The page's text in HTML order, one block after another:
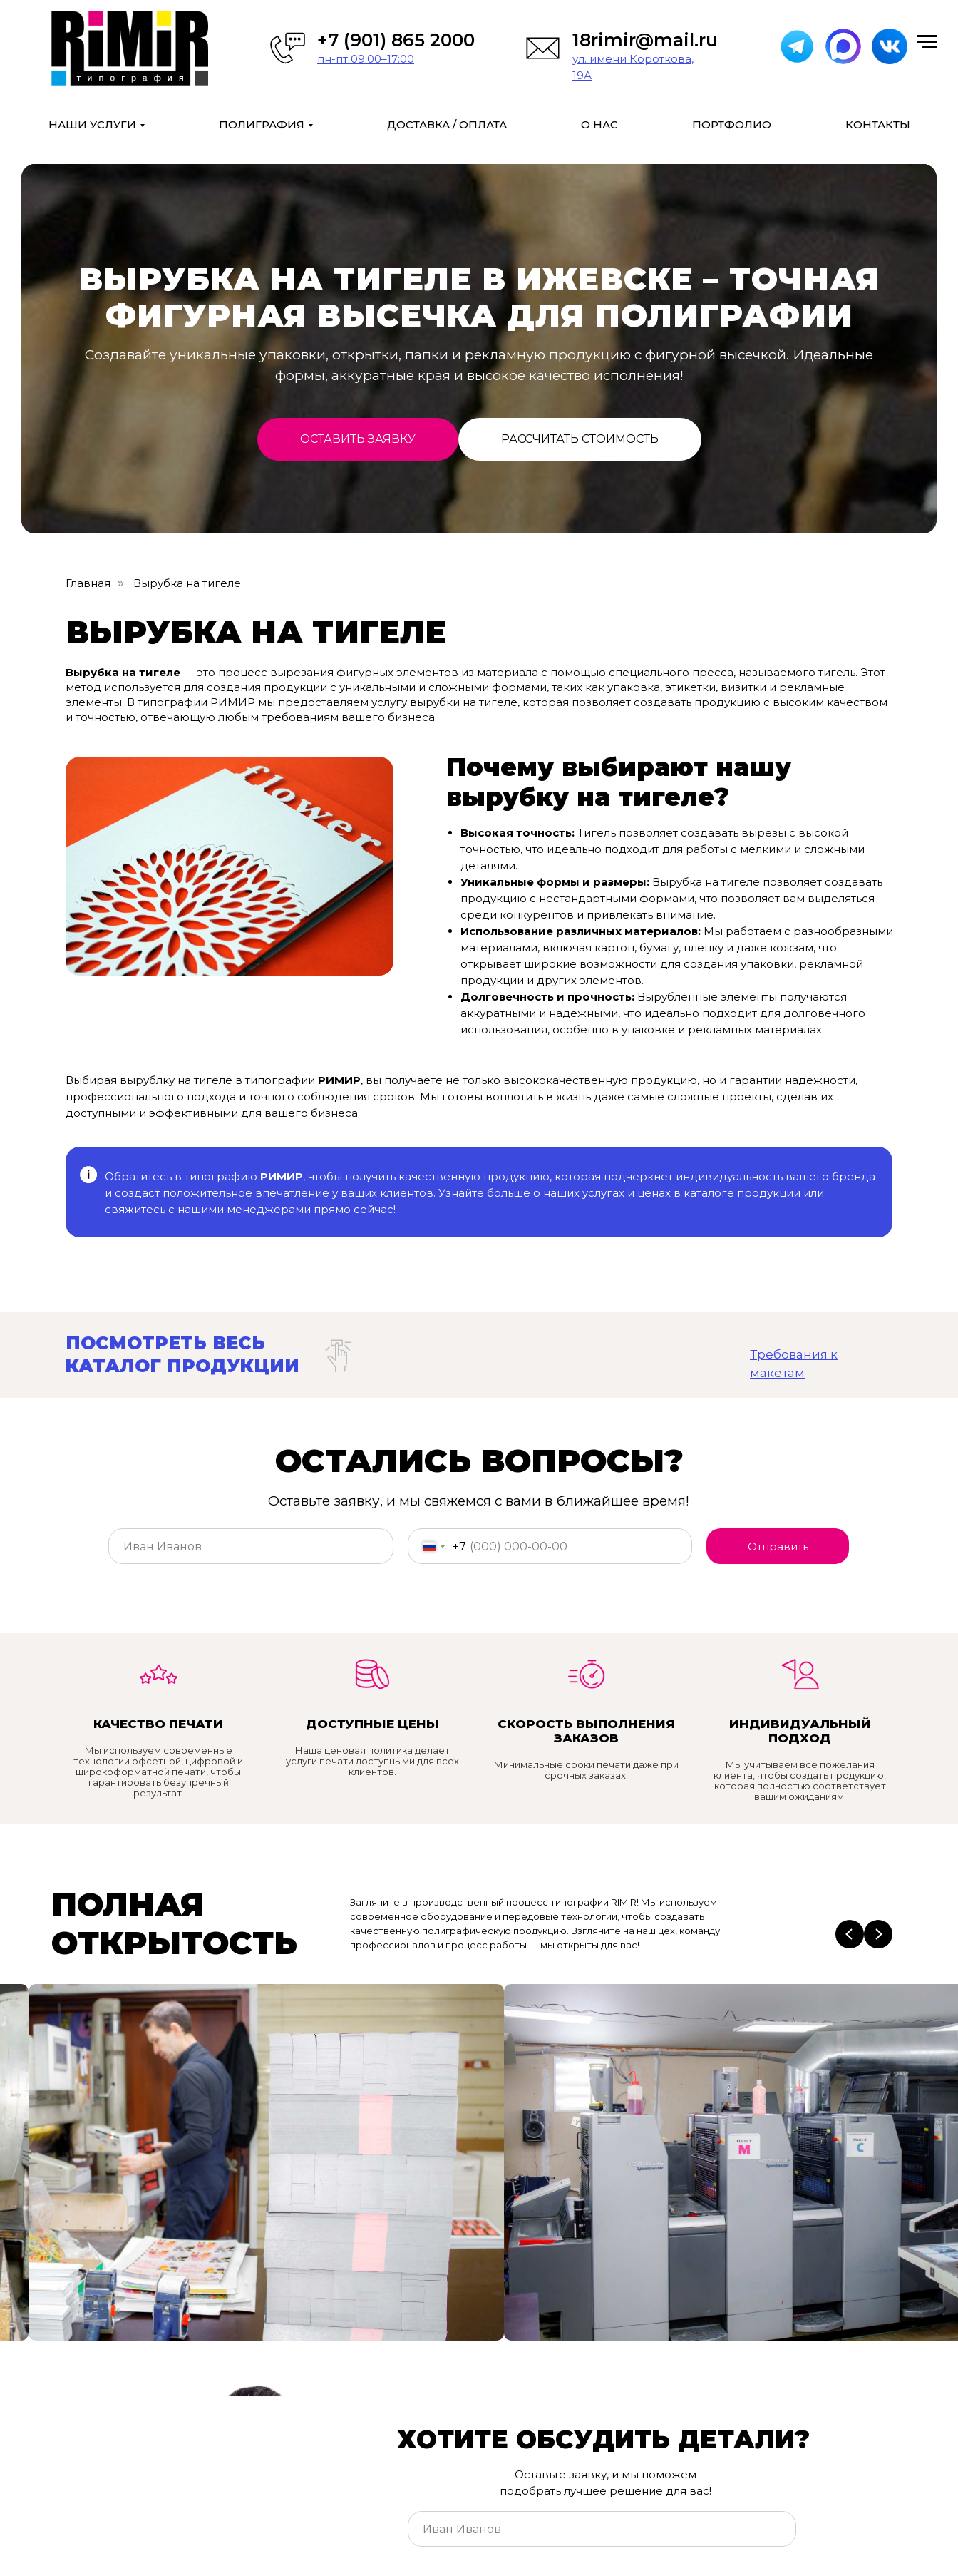
+7 (901) 865 2000
пн-пт 09:00–17:00
18rimir@mail.ru
ул. имени Короткова,
19А
НАШИ УСЛУГИ ПОЛИГРАФИЯ ДОСТАВКА / ОПЛАТА О НАС ПОРТФОЛИО КОНТАКТЫ
ВЫРУБКА НА ТИГЕЛЕ В ИЖЕВСКЕ – ТОЧНАЯ
ФИГУРНАЯ ВЫСЕЧКА ДЛЯ ПОЛИГРАФИИ
Создавайте уникальные упаковки, открытки, папки и рекламную продукцию с фигурной высечкой. Идеальные
формы, аккуратные края и высокое качество исполнения!
ОСТАВИТЬ ЗАЯВКУ РАССЧИТАТЬ СТОИМОСТЬ
Главная » Вырубка на тигеле
ВЫРУБКА НА ТИГЕЛЕ
Вырубка на тигеле — это процесс вырезания фигурных элементов из материала с помощью специального пресса, называемого тигель. Этот
метод используется для создания продукции с уникальными и сложными формами, таких как упаковка, этикетки, визитки и рекламные
элементы. В типографии РИМИР мы предоставляем услугу вырубки на тигеле, которая позволяет создавать продукцию с высоким качеством
и точностью, отвечающую любым требованиям вашего бизнеса.
Высокая точность: Тигель позволяет создавать вырезы с высокой
точностью, что идеально подходит для работы с мелкими и сложными
деталями.
Уникальные формы и размеры: Вырубка на тигеле позволяет создавать
продукцию с нестандартными формами, что позволяет вам выделяться
среди конкурентов и привлекать внимание.
Использование различных материалов: Мы работаем с разнообразными
материалами, включая картон, бумагу, пленку и даже кожзам, что
открывает широкие возможности для создания упаковки, рекламной
продукции и других элементов.
Долговечность и прочность: Вырубленные элементы получаются
аккуратными и надежными, что идеально подходит для долговечного
использования, особенно в упаковке и рекламных материалах.
Почему выбирают нашу
вырубку на тигеле?
Выбирая вырублку на тигеле в типографии РИМИР, вы получаете не только высококачественную продукцию, но и гарантии надежности,
профессионального подхода и точного соблюдения сроков. Мы готовы воплотить в жизнь даже самые сложные проекты, сделав их
доступными и эффективными для вашего бизнеса.
Обратитесь в типографию РИМИР, чтобы получить качественную продукцию, которая подчеркнет индивидуальность вашего бренда
и создаст положительное впечатление у ваших клиентов. Узнайте больше о наших услугах и ценах в каталоге продукции или
свяжитесь с нашими менеджерами прямо сейчас!
ПОСМОТРЕТЬ ВЕСЬ
КАТАЛОГ ПРОДУКЦИИ
Требования к
макетам
ОСТАЛИСЬ ВОПРОСЫ?
+7 Отправить
Оставьте заявку, и мы свяжемся с вами в ближайшее время!
КАЧЕСТВО ПЕЧАТИ
Мы используем современные
технологии офсетной, цифровой и
широкоформатной печати, чтобы
гарантировать безупречный
результат.
ДОСТУПНЫЕ ЦЕНЫ
Наша ценовая политика делает
услуги печати доступными для всех
клиентов.
СКОРОСТЬ ВЫПОЛНЕНИЯ
ЗАКАЗОВ
Минимальные сроки печати даже при
срочных заказах.
ИНДИВИДУАЛЬНЫЙ
ПОДХОД
Мы учитываем все пожелания
клиента, чтобы создать продукцию,
которая полностью соответствует
вашим ожиданиям.
ПОЛНАЯ
ОТКРЫТОСТЬ
Загляните в производственный процесс типографии RIMIR! Мы используем
современное оборудование и передовые технологии, чтобы создавать
качественную полиграфическую продукцию. Взгляните на наш цех, команду
профессионалов и процесс работы — мы открыты для вас!
ХОТИТЕ ОБСУДИТЬ ДЕТАЛИ?
Оставьте заявку, и мы поможем
подобрать лучшее решение для вас!